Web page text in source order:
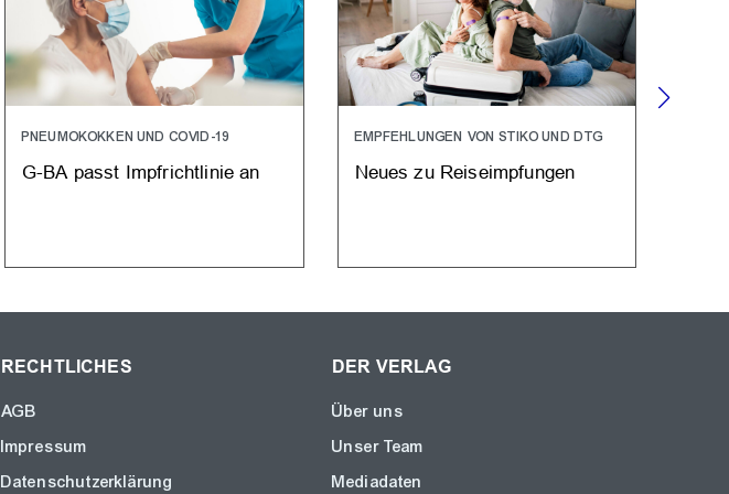
PNEUMOKOKKEN UND COVID-19
G-BA passt Impfrichtlinie an
EMPFEHLUNGEN VON STIKO UND DTG
Neues zu Reiseimpfungen
RECHTLICHES
AGB
Impressum
Datenschutzerklärung
DER VERLAG
Über uns
Unser Team
Mediadaten